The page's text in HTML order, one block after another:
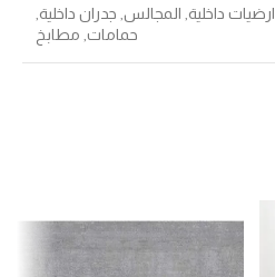
ارضيات داخلية المجالس جدران داخلية
حمامات مطابخ